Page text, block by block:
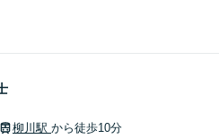
柳川駅 から徒歩10分